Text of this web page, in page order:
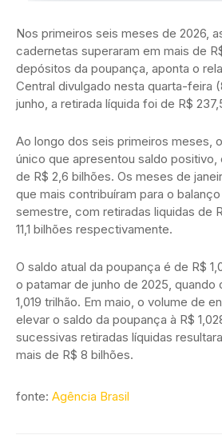
Nos primeiros seis meses de 2026,
cadernetas superaram em mais de
depósitos da poupança, aponta o
Central divulgado nesta quarta-feira
junho, a retirada líquida foi de R$
Ao longo dos seis primeiros meses,
único que apresentou saldo positivo,
de R$ 2,6 bilhões. Os meses de
que mais contribuíram para o
semestre, com retiradas liquidas de
11,1 bilhões respectivamente.
O saldo atual da poupança é de R$
o patamar de junho de 2025, quando
1,019 trilhão. Em maio, o volume de
elevar o saldo da poupança à R$
sucessivas retiradas líquidas
mais de R$ 8 bilhões.
fonte: Agência Brasil